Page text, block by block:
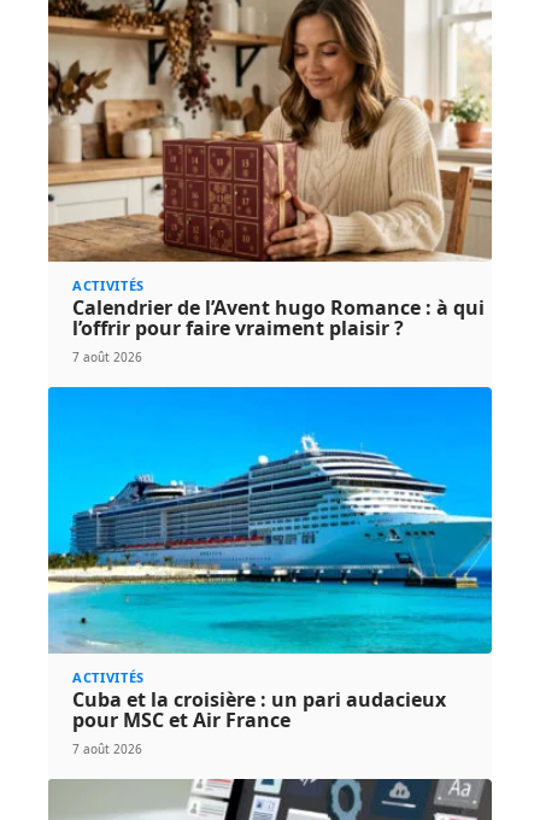
ACTIVITÉS
Calendrier de l’Avent hugo Romance : à qui
l’offrir pour faire vraiment plaisir ?
7 août 2026
ACTIVITÉS
Cuba et la croisière : un pari audacieux
pour MSC et Air France
7 août 2026